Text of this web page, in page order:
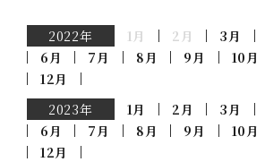
2022年 1月 2月 3月
6月
7月 8月 9月 10月
12月
2023年
1月 2月 3月
6月
7月 8月 9月 10月
12月